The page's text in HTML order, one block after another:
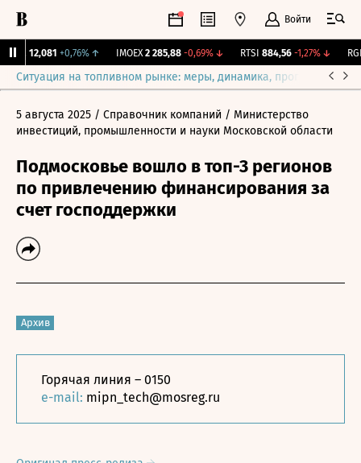
Войти
12,081 +0,76%↑ IMOEX 2 285,88 -0,69%↓ RTSI 884,56 -1,27%↓ RGBI
Ситуация на топливном рынке: меры, динамика, прогнозы
5 августа 2025 / Справочник компаний / Министерство
инвестиций, промышленности и науки Московской области
Подмосковье вошло в топ-3 регионов
по привлечению финансирования за
счет господдержки
Архив
Горячая линия – 0150
e-mail: mipn_tech@mosreg.ru